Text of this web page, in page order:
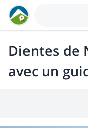
Dientes de
avec un